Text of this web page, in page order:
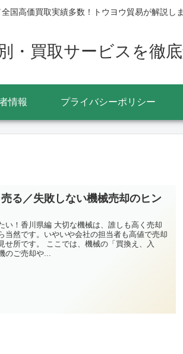
国高価買取実績多数！トウヨウ貿易が解説し
・買取サービスを徹底
情報 プライバシーポリシー
る／失敗しない機械売却のヒン
い！香川県編 大切な機械は、誰しも高く売却
当然です。いやいや会社の担当者も高値で売却
せ所です。 ここでは、機械の「買換え、入
のご売却や...